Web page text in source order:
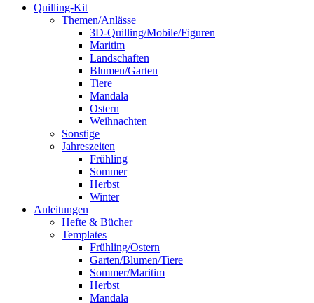
Quilling-Kit
Themen/Anlässe
3D-Quilling/Mobile/Figuren
Maritim
Landschaften
Blumen/Garten
Tiere
Mandala
Ostern
Weihnachten
Sonstige
Jahreszeiten
Frühling
Sommer
Herbst
Winter
Anleitungen
Hefte & Bücher
Templates
Frühling/Ostern
Garten/Blumen/Tiere
Sommer/Maritim
Herbst
Mandala